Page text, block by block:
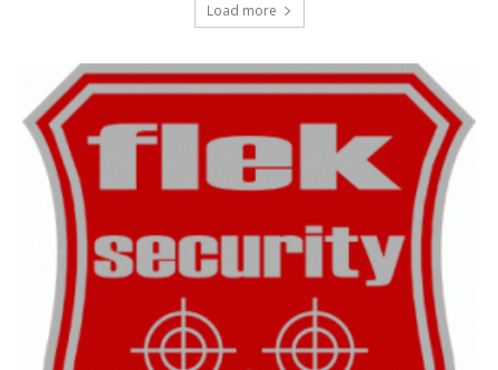
Load more